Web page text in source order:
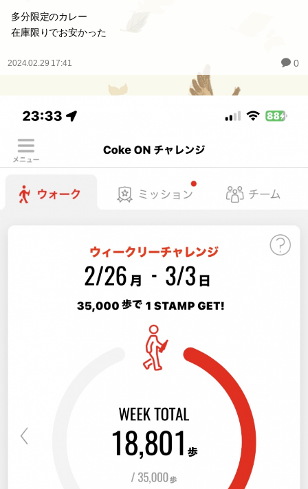
多分限定のカレー
在庫限りでお安かった
2024.02.29 17:41 0